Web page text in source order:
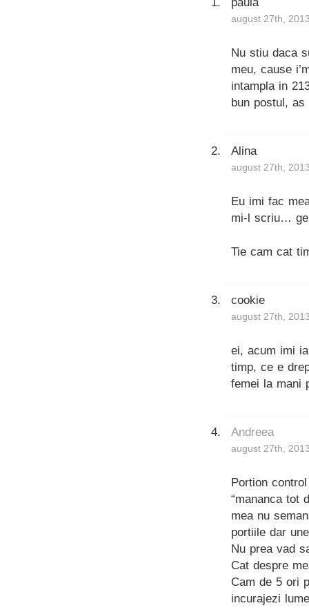
august 27th,
Nu stiu daca
meu, cause
intampla in
bun postul, as
Alina
august 27th,
Eu imi fac
mi-l scriu…
Tie cam cat
cookie
august 27th,
ei, acum imi
timp, ce e
femei la mani
Andreea
august 27th,
Portion
“mananca tot
mea nu
portiile dar
Nu prea vad
Cat despre
Cam de 5 ori
incurajezi